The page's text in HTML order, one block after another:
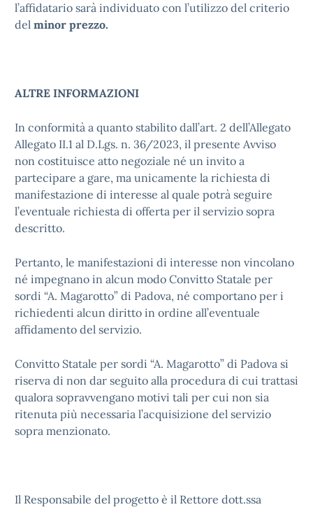
l’affidatario sarà individuato con l’utilizzo del criterio
del minor prezzo.
ALTRE INFORMAZIONI
In conformità a quanto stabilito dall’art. 2 dell’Allegato
Allegato II.1 al D.Lgs. n. 36/2023, il presente Avviso
non costituisce atto negoziale né un invito a
partecipare a gare, ma unicamente la richiesta di
manifestazione di interesse al quale potrà seguire
l’eventuale richiesta di offerta per il servizio sopra
descritto.
Pertanto, le manifestazioni di interesse non vincolano
né impegnano in alcun modo Convitto Statale per
sordi “A. Magarotto” di Padova, né comportano per i
richiedenti alcun diritto in ordine all’eventuale
affidamento del servizio.
Convitto Statale per sordi “A. Magarotto” di Padova si
riserva di non dar seguito alla procedura di cui trattasi
qualora sopravvengano motivi tali per cui non sia
ritenuta più necessaria l’acquisizione del servizio
sopra menzionato.
Il Responsabile del progetto è il Rettore dott.ssa